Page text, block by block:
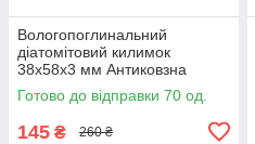
Вологопоглинальний
діатомітовий килимок
38х58х3 мм Антиковзна
основа, Килимок для ванної
діатоміт 38х58 см
Готово до відправки 70 од.
145 ₴ 260 ₴